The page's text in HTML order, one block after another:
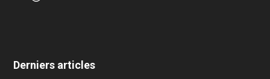
Derniers articles